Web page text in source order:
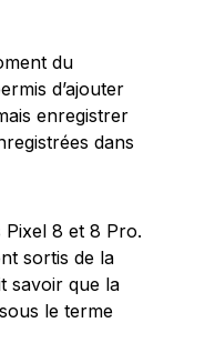
du
d’ajouter
enregistrer
dans
8 et 8 Pro.
sortis de la
savoir que la
le terme